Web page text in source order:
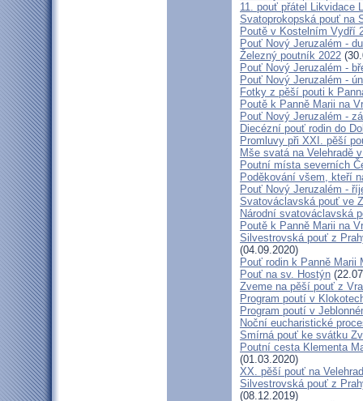
11. pouť přátel Likvidace
Svatoprokopská pouť na
Poutě v Kostelním Vydří
Pouť Nový Jeruzalém -
Železný poutník 2022
Pouť Nový Jeruzalém -
Pouť Nový Jeruzalém -
Fotky z pěší pouti k
Poutě k Panně Marii na
Pouť Nový Jeruzalém -
Diecézní pouť rodin do
Promluvy při XXI. pěší
Mše svatá na Velehradě
Poutní místa severních
Poděkování všem, kteří
Pouť Nový Jeruzalém -
Svatováclavská pouť ve
Národní svatováclavská
Poutě k Panně Marii na
Silvestrovská pouť z
(04.09.2020)
Pouť rodin k Panně Marii
Pouť na sv. Hostýn
Zveme na pěší pouť z
Program poutí v
Program poutí v
Noční eucharistické
Smírná pouť ke svátku
Poutní cesta Klementa
(01.03.2020)
XX. pěší pouť na
Silvestrovská pouť z
(08.12.2019)